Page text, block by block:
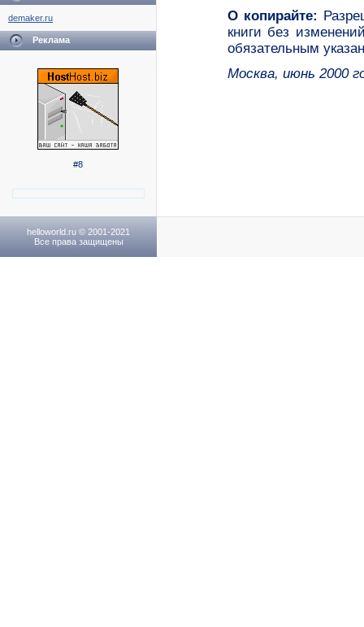
demaker.ru
Реклама
#8
О копирайте:
книги без
обязательным
Москва, июнь 2000
helloworld.ru © 2001-2021
Все права защищены